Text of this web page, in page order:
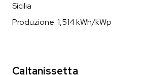
Sicilia
Produzione:1,514kWh/kWp
Caltanissetta